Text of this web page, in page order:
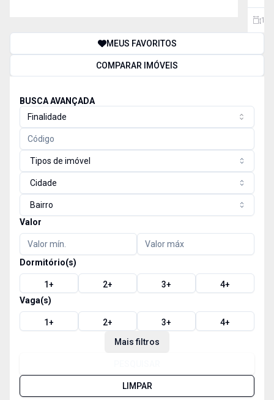
104
MEUS FAVORITOS
COMPARAR IMÓVEIS
BUSCA AVANÇADA
Finalidade
Tipos de imóvel
Cidade
Bairro
Valor
Dormitório(s)
1+ 2+ 3+ 4+
Vaga(s)
1+ 2+ 3+ 4+
Mais filtros
LIMPAR